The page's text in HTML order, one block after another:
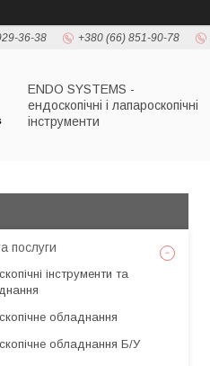
36-38 +380 (66) 851-90-78
ENDO SYSTEMS -
ендоскопічні і лапароскопічні
інструменти
послуги
інструменти та
обладнання
обладнання Б/У